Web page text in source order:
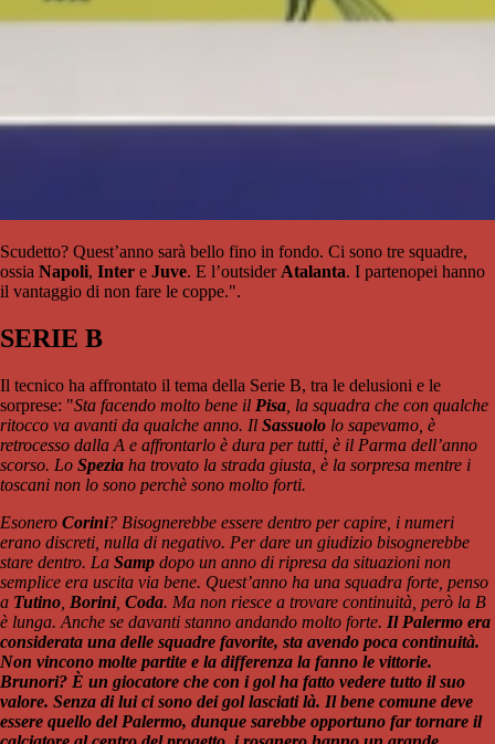
Scudetto? Quest’anno sarà bello fino in fondo. Ci sono tre squadre,
ossia Napoli, Inter e Juve. E l’outsider Atalanta. I partenopei hanno
il vantaggio di non fare le coppe.".
SERIE B
Il tecnico ha affrontato il tema della Serie B, tra le delusioni e le
sorprese: "Sta facendo molto bene il Pisa , la squadra che con qualche
ritocco va avanti da qualche anno. Il Sassuolo lo sapevamo, è
retrocesso dalla A e affrontarlo è dura per tutti, è il Parma dell’anno
scorso. Lo Spezia ha trovato la strada giusta, è la sorpresa mentre i
toscani non lo sono perchè sono molto forti.
Esonero Corini? Bisognerebbe essere dentro per capire, i numeri
erano discreti, nulla di negativo. Per dare un giudizio bisognerebbe
stare dentro. La Samp dopo un anno di ripresa da situazioni non
semplice era uscita via bene. Quest’anno ha una squadra forte, penso
a Tutino Borini, Coda. Ma non riesce a trovare continuità, però la B
è lunga. Anche se davanti stanno andando molto forte. Il Palermo era
considerata una delle squadre favorite, sta avendo poca continuità.
Non vincono molte partite e la differenza la fanno le vittorie.
Brunori? È un giocatore che con i gol ha fatto vedere tutto il suo
valore. Senza di lui ci sono dei gol lasciati là. Il bene comune deve
essere quello del Palermo, dunque sarebbe opportuno far tornare il